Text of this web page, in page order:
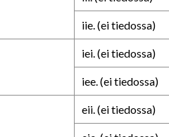
iie. (ei tiedossa)
iei. (ei tiedossa)
iee. (ei tiedossa)
eii. (ei tiedossa)